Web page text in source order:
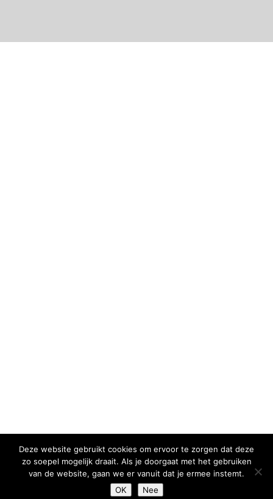
Deze website gebruikt cookies om ervoor te zorgen dat deze
zo soepel mogelijk draait. Als je doorgaat met het gebruiken
van de website, gaan we er vanuit dat je ermee instemt.
OK
Nee